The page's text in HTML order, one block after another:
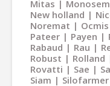
Mitas
Monosem
New holland
Noremat
Ocmis
Pateer
Payen
Rabaud
Rau
Robust
Rolland
Rovatti
Sae
Siam
Silofarmer